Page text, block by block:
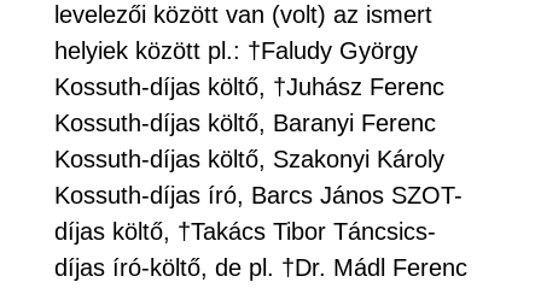
levelezői között van (volt) az ismert
helyiek között pl.: †Faludy György
Kossuth-díjas költő, †Juhász Ferenc
Kossuth-díjas költő, Baranyi Ferenc
Kossuth-díjas költő, Szakonyi Károly
Kossuth-díjas író, Barcs János SZOT-
díjas költő, †Takács Tibor Táncsics-
díjas író-költő, de pl. †Dr. Mádl Ferenc